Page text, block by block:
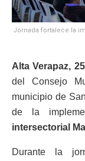
Jornada fortalece la
Alta Verapaz,
del Consejo
municipio de
de la
intersectorial
Durante la